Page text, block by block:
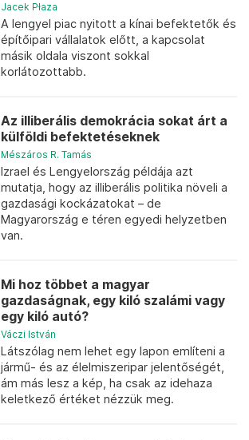
Jacek Płaza
A lengyel piac nyitott a kínai befektetők és
építőipari vállalatok előtt, a kapcsolat
másik oldala viszont sokkal
korlátozottabb.
Az illiberális demokrácia sokat árt a
külföldi befektetéseknek
Mészáros R. Tamás
Izrael és Lengyelország példája azt
mutatja, hogy az illiberális politika növeli a
gazdasági kockázatokat – de
Magyarország e téren egyedi helyzetben
van.
Mi hoz többet a magyar
gazdaságnak, egy kiló szalámi vagy
egy kiló autó?
Váczi István
Látszólag nem lehet egy lapon említeni a
jármű- és az élelmiszeripar jelentőségét,
ám más lesz a kép, ha csak az idehaza
keletkező értéket nézzük meg.